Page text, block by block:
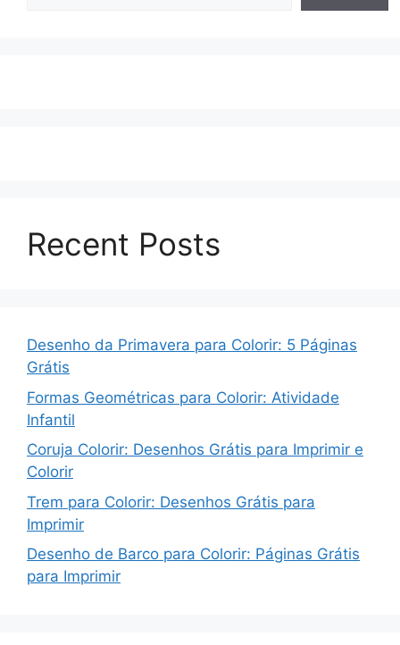
Recent Posts
Desenho da Primavera para Colorir: 5 Páginas
Grátis
Formas Geométricas para Colorir: Atividade
Infantil
Coruja Colorir: Desenhos Grátis para Imprimir e
Colorir
Trem para Colorir: Desenhos Grátis para
Imprimir
Desenho de Barco para Colorir: Páginas Grátis
para Imprimir